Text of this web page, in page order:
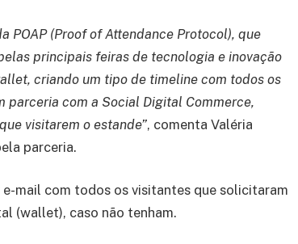
POAP (Proof of Attendance Protocol), que
principais feiras de tecnologia e inovação
criando um tipo de timeline com todos os
parceria com a Social Digital Commerce,
visitarem o estande”, comenta Valéria
parceria.
mail com todos os visitantes que solicitaram
(wallet), caso não tenham.